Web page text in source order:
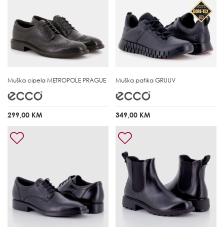
Muška cipela METROPOLE PRAGUE
299,00 KM
Muška patika GRUUV
349,00 KM